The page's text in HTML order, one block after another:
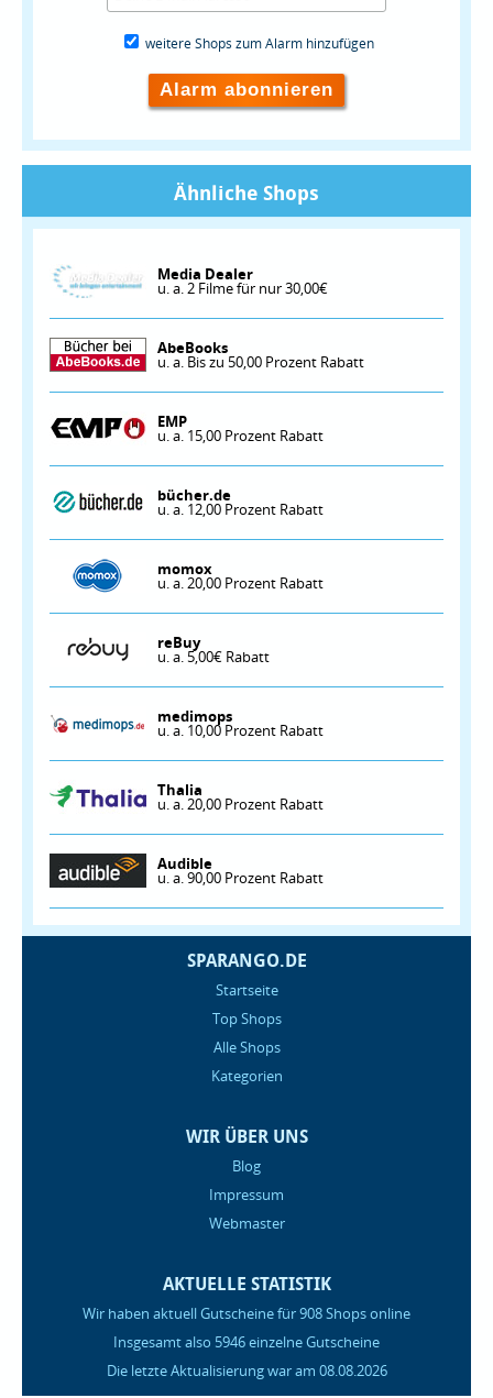
weitere Shops zum Alarm hinzufügen
Alarm abonnieren
Ähnliche Shops
Media Dealer
u. a. 2 Filme für nur 30,00€
AbeBooks
u. a. Bis zu 50,00 Prozent Rabatt
EMP
u. a. 15,00 Prozent Rabatt
bücher.de
u. a. 12,00 Prozent Rabatt
momox
u. a. 20,00 Prozent Rabatt
reBuy
u. a. 5,00€ Rabatt
medimops
u. a. 10,00 Prozent Rabatt
Thalia
u. a. 20,00 Prozent Rabatt
Audible
u. a. 90,00 Prozent Rabatt
SPARANGO.DE
Startseite
Top Shops
Alle Shops
Kategorien
WIR ÜBER UNS
Blog
Impressum
Webmaster
AKTUELLE STATISTIK
Wir haben aktuell Gutscheine für 908 Shops online
Insgesamt also 5946 einzelne Gutscheine
Die letzte Aktualisierung war am 08.08.2026